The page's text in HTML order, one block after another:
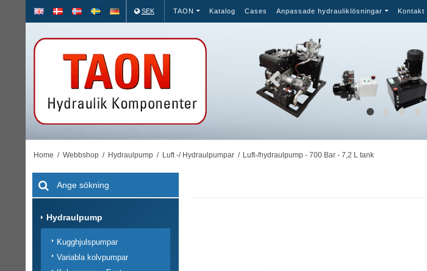
SEK TAON Katalog Cases Anpassade hydrauliklösningar Kontakt
Home / Webbshop / Hydraulpump / Luft -/ Hydraulpumpar / Luft-/hydraulpump - 700 Bar - 7,2 L tank
Hydraulpump
Kugghjulspumpar
Variabla kolvpumpar